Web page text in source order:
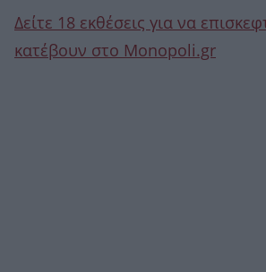
Δείτε 18 εκθέσεις για να
κατέβουν στο Monopoli.gr